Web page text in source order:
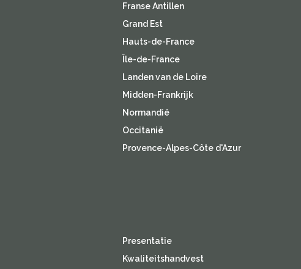
Franse Antillen
Grand Est
Hauts-de-France
Île-de-France
Landen van de Loire
Midden-Frankrijk
Normandië
Occitanië
Provence-Alpes-Côte d'Azur
Presentatie
Kwaliteitshandvest